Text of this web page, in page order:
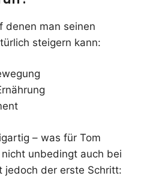
denen man seinen
steigern kann:
– was für Tom
unbedingt auch bei
jedoch der erste Schritt: